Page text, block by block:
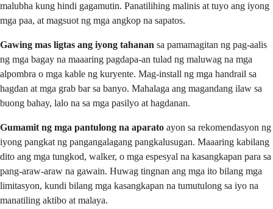
malubha kung hindi gagamutin. Panatilihing malinis at tuyo ang iyong
mga paa, at magsuot ng mga angkop na sapatos.
Gawing mas ligtas ang iyong tahanan sa pamamagitan ng pag-aalis
ng mga bagay na maaaring pagdapa-an tulad ng maluwag na mga
alpombra o mga kable ng kuryente. Mag-install ng mga handrail sa
hagdan at mga grab bar sa banyo. Mahalaga ang magandang ilaw sa
buong bahay, lalo na sa mga pasilyo at hagdanan.
Gumamit ng mga pantulong na aparato ayon sa rekomendasyon ng
iyong pangkat ng pangangalagang pangkalusugan. Maaaring kabilang
dito ang mga tungkod, walker, o mga espesyal na kasangkapan para sa
pang-araw-araw na gawain. Huwag tingnan ang mga ito bilang mga
limitasyon, kundi bilang mga kasangkapan na tumutulong sa iyo na
manatiling aktibo at malaya.